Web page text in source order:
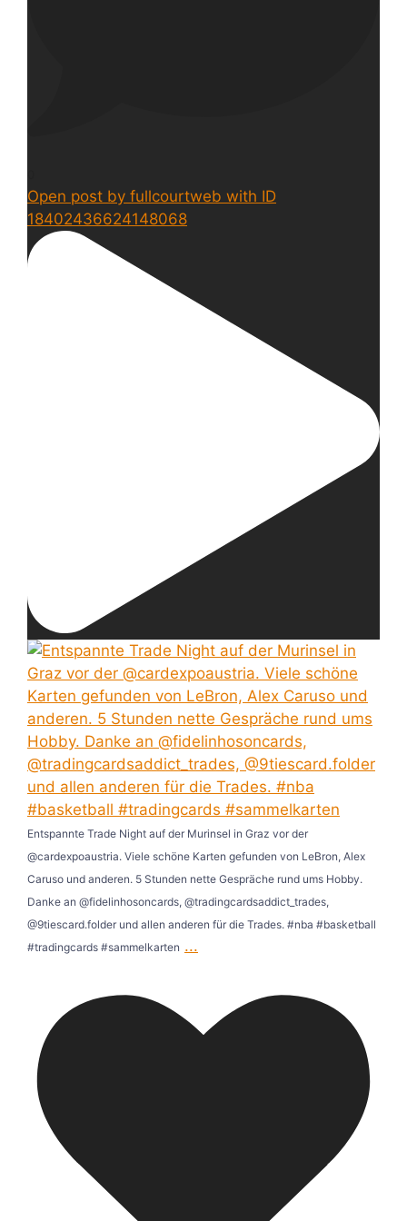
Open post by fullcourtweb with ID
18402436624148068
Entspannte Trade Night auf der Murinsel in Graz vor der
@cardexpoaustria. Viele schöne Karten gefunden von LeBron, Alex
Caruso und anderen. 5 Stunden nette Gespräche rund ums Hobby.
Danke an @fidelinhosoncards, @tradingcardsaddict_trades,
@9tiescard.folder und allen anderen für die Trades. #nba #basketball
#tradingcards #sammelkarten ...